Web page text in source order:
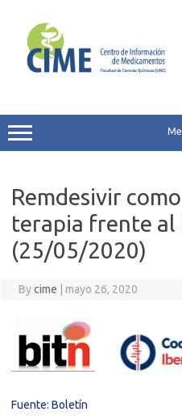
content
Remdesivir
terapia frente al
(25/05/2020)
Bycime mayo 26, 2020
Fuente: Boletín